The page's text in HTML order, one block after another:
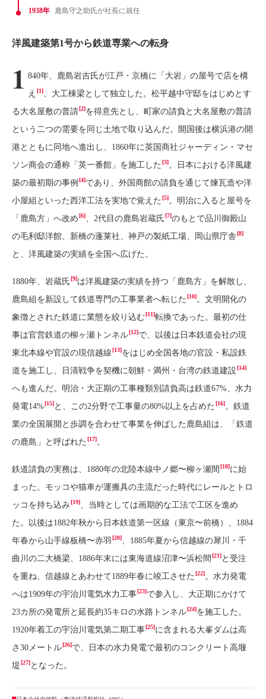
1938年 鹿島守之助氏が社長に就任
洋風建築第1号から鉄道専業への転身
1 840年、鹿島岩吉氏が江戸・京橋に「大岩」の屋号で店を構
え [1]
、大工棟梁として独立した。松平越中守邸をはじめとす
る大名屋敷の普請[2]を得意先とし、町家の請負と大名屋敷の普請
という二つの需要を同じ土地で取り込んだ。開国後は横浜港の開
港とともに同地へ進出し、1860年に英国商社ジャーディン・マセ
ソン商会の通称「英一番館」を施工した [3]。日本における洋風建
築の最初期の事例 [4]であり、外国商館の請負を通じて煉瓦造や洋
小屋組といった西洋工法を実地で覚えた [5]。明治に入ると屋号を
「鹿島方」へ改め[6] 、2代目の鹿島岩蔵氏[7]のもとで品川御殿山
の毛利邸洋館、新橋の蓬莱社、神戸の製紙工場、岡山県庁舎[8]
と、洋風建築の実績を全国へ広げた。
1880年、岩蔵氏[9]は洋風建築の実績を持つ「鹿島方」を解散し、
鹿島組を新設して鉄道専門の工事業者へ転じた [10]。文明開化の
象徴とされた鉄道に業態を絞り込む[11]転換であった。最初の仕
事は官営鉄道の柳ヶ瀬トンネル[12]で、以後は日本鉄道会社の現
東北本線や官設の現信越線[13]をはじめ全国各地の官設・私設鉄
道を施工し、日清戦争を契機に朝鮮・満州・台湾の鉄道建設[14]
へも進んだ。明治・大正期の工事種類別請負高は鉄道67%、水力
発電14%[15]と、この2分野で工事量の80%以上を占めた [16]。鉄道
業の全国展開と歩調を合わせて事業を伸ばした鹿島組は、「鉄道
の鹿島」と呼ばれた [17]。
鉄道請負の実務は、1880年の北陸本線中ノ郷〜柳ヶ瀬間 [18]に始
まった。モッコや猫車が運搬具の主流だった時代にレールとトロ
ッコを持ち込み[19]
、当時としては画期的な工法で工区を進め
た。以後は1882年秋から日本鉄道第一区線（東京〜前橋）、1884
年春から山手線板橋〜赤羽 [20]
、1885年夏から信越線の犀川・千
曲川の二大橋梁、1886年末には東海道線沼津〜浜松間 [21]と受注
を重ね、信越線とあわせて1889年春に竣工させた [22]。水力発電
へは1909年の宇治川電気水力工事[23]で参入し、大正期にかけて
23カ所の発電所と延長約35キロの水路トンネル[24]を施工した。
1920年着工の宇治川電気第二期工事[25]に含まれる大峯ダムは高
さ30メートル[26]で、日本の水力発電で最初のコンクリート高堰
堤[27]となった。